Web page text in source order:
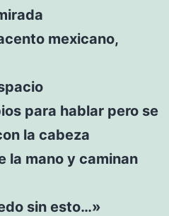
mexicano,
para hablar pero se
la cabeza
la mano y caminan
sin esto…»